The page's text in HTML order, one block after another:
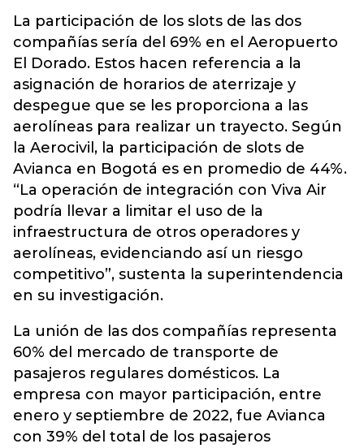
La participación de los slots de las dos
compañías sería del 69% en el Aeropuerto
El Dorado. Estos hacen referencia a la
asignación de horarios de aterrizaje y
despegue que se les proporciona a las
aerolíneas para realizar un trayecto. Según
la Aerocivil, la participación de slots de
Avianca en Bogotá es en promedio de 44%.
“La operación de integración con Viva Air
podría llevar a limitar el uso de la
infraestructura de otros operadores y
aerolíneas, evidenciando así un riesgo
competitivo”, sustenta la superintendencia
en su investigación.
La unión de las dos compañías representa
60% del mercado de transporte de
pasajeros regulares domésticos. La
empresa con mayor participación, entre
enero y septiembre de 2022, fue Avianca
con 39% del total de los pasajeros